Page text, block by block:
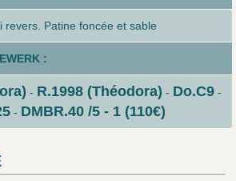
revers. Patine foncée et sable
:
- R.1998 (Théodora) - Do.C9-
- DMBR.40 /5 - 1 (110€)